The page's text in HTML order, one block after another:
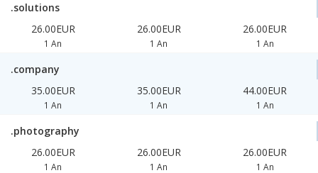
.solutions
26.00EUR
1 An
26.00EUR
1 An
26.00EUR
1 An
.company
35.00EUR
1 An
35.00EUR
1 An
44.00EUR
1 An
.photography
26.00EUR
1 An
26.00EUR
1 An
26.00EUR
1 An